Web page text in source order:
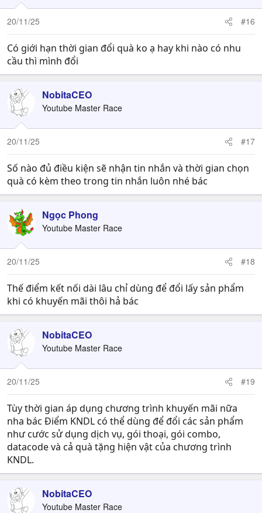
20/11/25 #16
Có giới hạn thời gian đổi quà ko ạ hay khi nào có nhu
cầu thì mình đổi
NobitaCEO
Youtube Master Race
20/11/25 #17
Số nào đủ điều kiện sẽ nhận tin nhắn và thời gian chọn
quà có kèm theo trong tin nhắn luôn nhé bác
Ngọc Phong
Youtube Master Race
20/11/25 #18
Thế điểm kết nối dài lâu chỉ dùng để đổi lấy sản phẩm
khi có khuyến mãi thôi hả bác
NobitaCEO
Youtube Master Race
20/11/25 #19
Tùy thời gian áp dụng chương trình khuyến mãi nữa
nha bác Điểm KNDL có thể dùng để đổi các sản phẩm
như cước sử dụng dịch vụ, gói thoại, gói combo,
datacode và cả quà tặng hiện vật của chương trình
KNDL.
NobitaCEO
Youtube Master Race